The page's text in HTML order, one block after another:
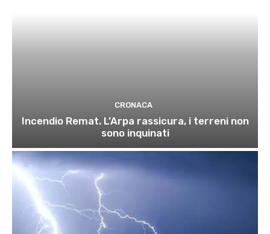
CRONACA
Incendio Remat. L’Arpa rassicura, i terreni non
sono inquinati